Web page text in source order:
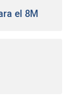
para el 8M